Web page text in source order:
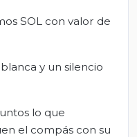
SOL con valor de
y un silencio
lo que
el compás con su